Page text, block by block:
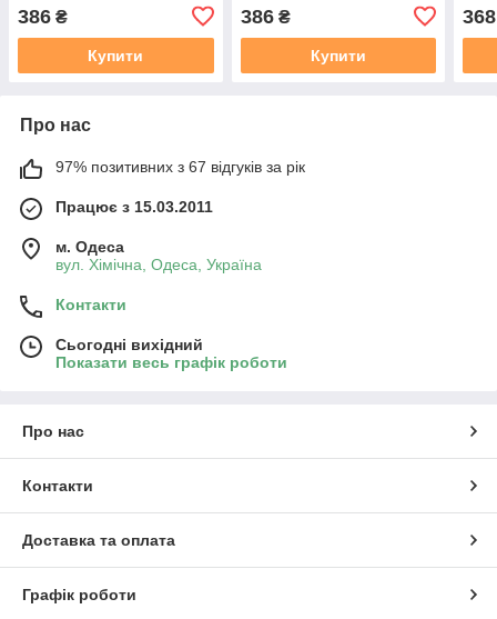
386 ₴
Купити
386₴
Купити
368
Про нас
97% позитивних з 67 відгуків за рік
Працює з 15.03.2011
м. Одеса
вул. Хiмiчна, Одеса, Україна
Контакти
Сьогодні вихідний
Показати весь графік роботи
Про нас
Контакти
Доставка та оплата
Графік роботи